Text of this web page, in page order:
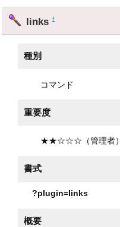
links†
種別
コマンド
重要度
★★☆☆☆（管理者）
書式
?plugin=links
概要